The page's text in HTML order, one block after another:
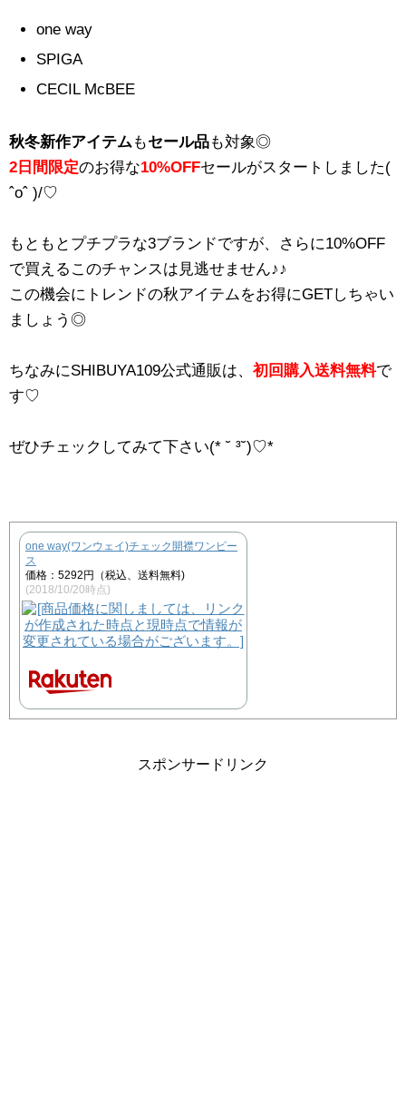
one way
SPIGA
CECIL McBEE
秋冬新作アイテム もセール品も対象◎
2日間限定のお得な10%OFFセールがスタートしました(
ˆoˆ )/♡
もともとプチプラな3ブランドですが、さらに10%OFF
で買えるこのチャンスは見逃せません♪♪
この機会にトレンドの秋アイテムをお得にGETしちゃい
ましょう◎
ちなみにSHIBUYA109公式通販は、 初回購入送料無料で
す♡
ぜひチェックしてみて下さい(* ˘ ³˘)♡*
one way(ワンウェイ)チェック開襟ワンピー
ス
価格：5292円（税込、送料無料)
(2018/10/20時点)
スポンサードリンク